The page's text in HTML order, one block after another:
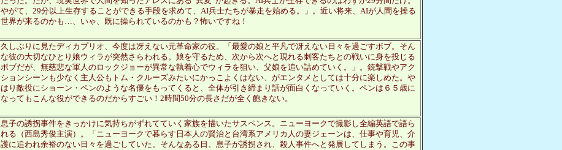
やがて、29分以上生存することができる手段を求めて、AI兵士たちが暴走を始める。」。近い将来、AIが人間を操る
世界が来るのかも…、いゃ、既に操られているのかも？怖いですね！
久しぶりに見たディカプリオ、今度は冴えない元革命家の役。「最愛の娘と平凡で冴えない日々を過ごすボブ。そん
な彼の大切なひとり娘ウィラが突然さらわれる。娘を守るため、次から次へと現れる刺客たちとの戦いに身を投じる
ボブだが、無慈悲な軍人のロックジョーが異常な執着心でウィラを狙い、父娘を追い詰めていく。」。銃撃戦やアク
ションシーンも少なく主人公もトム・クルーズみたいにかっこよくはない、がエンタメとしては十分に楽しめた。や
はり敵役にショーン・ペンのような名優をもってくると、全体が引き締まり話が面白くなっていく。ペンは６５歳に
なってもこんな役ができるのだからすごい！2時間50分の長さだが全く飽きない。
息子の誘拐事件をきっかけに気持ちがずれてていく家族を描いたサスペンス。ニューヨークで撮影し全編英語で語ら
れる（西島秀俊主演）。「ニューヨークで暮らす日本人の賢治と台湾系アメリカ人の妻ジェーンは、仕事や育児、介
護に追われ余裕のない日々を過ごしていた。そんなある日、息子が誘拐され、殺人事件へと発展してしまう。この事